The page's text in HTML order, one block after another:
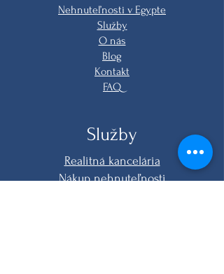
Nehnuteľnosti v Egypte
Služby
O nás
Blog
Kontakt
FAQ
Služby
Realitná kancelária
Nákup nehnuteľnosti